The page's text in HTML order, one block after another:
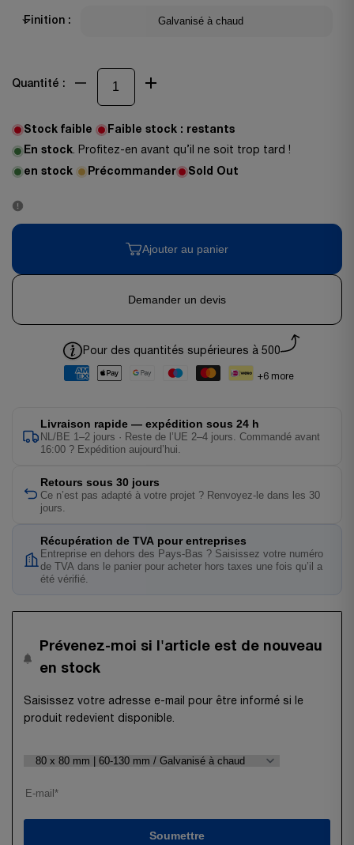
Finition : Galvanisé à chaud
Quantité :
Stock faible Faible stock : restants
En stock. Profitez-en avant qu’il ne soit trop tard !
en stock Précommander Sold Out
Ajouter au panier
Demander un devis
+6 more
Pour des quantités supérieures à 500
Livraison rapide — expédition sous 24 h
NL/BE 1–2 jours · Reste de l’UE 2–4 jours. Commandé avant
16:00 ? Expédition aujourd’hui.
Retours sous 30 jours
Ce n’est pas adapté à votre projet ? Renvoyez-le dans les 30
jours.
Récupération de TVA pour entreprises
Entreprise en dehors des Pays-Bas ? Saisissez votre numéro
de TVA dans le panier pour acheter hors taxes une fois qu’il a
été vérifié.
Prévenez-moi si l'article est de nouveau
en stock
Saisissez votre adresse e-mail pour être informé si le
produit redevient disponible.
Soumettre